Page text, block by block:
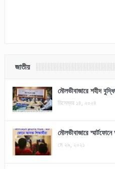
জাতীয়
মৌলভীবাজারে শহীদ
ডিসেম্বর ১৪, ২০২৪
মৌলভীবাজারে
মে ২৯, ২০২১